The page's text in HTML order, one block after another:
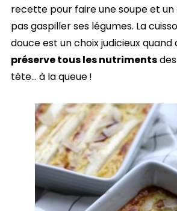
recette pour faire une soupe et un
pas gaspiller ses légumes. La
douce est un choix judicieux quand
préserve tous les nutrimentsdes
tête… à la queue !